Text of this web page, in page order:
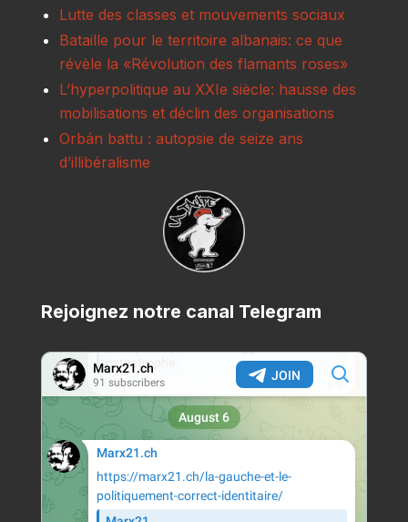
Lutte des classes et mouvements sociaux
Bataille pour le territoire albanais: ce que
révèle la «Révolution des flamants roses»
L’hyperpolitique au XXIe siècle: hausse des
mobilisations et déclin des organisations
Orbán battu : autopsie de seize ans
d’illibéralisme
Rejoignez notre canal Telegram